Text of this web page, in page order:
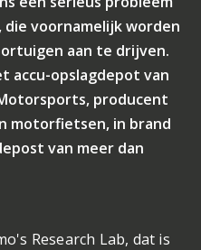
die voornamelijk worden
aan te drijven.
accu-opslagdepot van
producent
motorfietsen, in brand
van meer dan
Research Lab, dat is